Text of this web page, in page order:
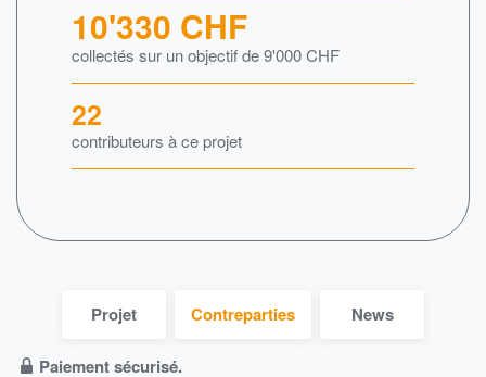
10'330 CHF
collectés sur un objectif de9'000CHF
22
contributeurs à ce projet
Projet Contreparties News
Paiement sécurisé.